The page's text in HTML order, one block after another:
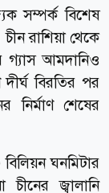
সম্পর্ক বিশেষ
রাশিয়া থেকে
গ্যাস আমদানিও
বিরতির পর
নির্মাণ শেষের
ঘনমিটার
জ্বালানি